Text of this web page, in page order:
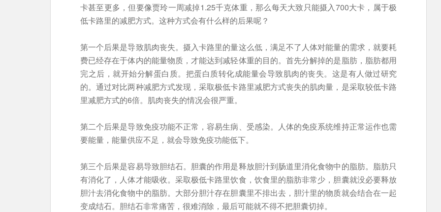
卡甚至更多，但要像贾玲一周减掉1.25千克体重，那么每天大致只能摄入700大卡，属于极
低卡路里的减肥方式。这种方式会有什么样的后果呢？
第一个后果是导致肌肉丧失。摄入卡路里的量这么低，满足不了人体对能量的需求，就要耗
费已经存在于体内的能量物质，才能达到减轻体重的目的。首先分解掉的是脂肪，脂肪都用
完之后，就开始分解蛋白质。把蛋白质转化成能量会导致肌肉的丧失。这是有人做过研究
的。通过对比两种减肥方式发现，采取极低卡路里减肥方式丧失的肌肉量，是采取较低卡路
里减肥方式的6倍。肌肉丧失的情况会很严重。
第二个后果是导致免疫功能不正常，容易生病、受感染。人体的免疫系统维持正常运作也需
要能量，能量供应不足，就会导致免疫功能低下。
第三个后果是容易导致胆结石。胆囊的作用是释放胆汁到肠道里消化食物中的脂肪。脂肪只
有消化了，人体才能吸收。采取极低卡路里饮食，饮食里的脂肪非常少，胆囊就没必要释放
胆汁去消化食物中的脂肪。大部分胆汁存在胆囊里不排出去，胆汁里的物质就会结合在一起
变成结石。胆结石非常痛苦，很难消除，最后可能就不得不把胆囊切掉。